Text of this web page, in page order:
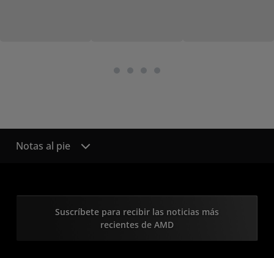
Notas al pie
Suscríbete para recibir las noticias más
recientes de AMD